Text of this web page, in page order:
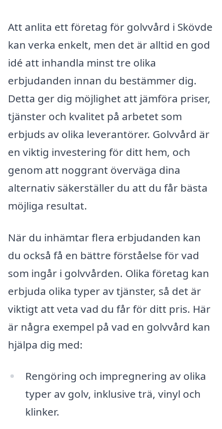
Att anlita ett företag för golvvård i Skövde
kan verka enkelt, men det är alltid en god
idé att inhandla minst tre olika
erbjudanden innan du bestämmer dig.
Detta ger dig möjlighet att jämföra priser,
tjänster och kvalitet på arbetet som
erbjuds av olika leverantörer. Golvvård är
en viktig investering för ditt hem, och
genom att noggrant överväga dina
alternativ säkerställer du att du får bästa
möjliga resultat.
När du inhämtar flera erbjudanden kan
du också få en bättre förståelse för vad
som ingår i golvvården. Olika företag kan
erbjuda olika typer av tjänster, så det är
viktigt att veta vad du får för ditt pris. Här
är några exempel på vad en golvvård kan
hjälpa dig med:
Rengöring och impregnering av olika
typer av golv, inklusive trä, vinyl och
klinker.